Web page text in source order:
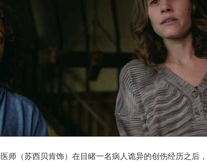
师（苏西贝肯饰）在目睹一名病人诡异的创伤经历之后